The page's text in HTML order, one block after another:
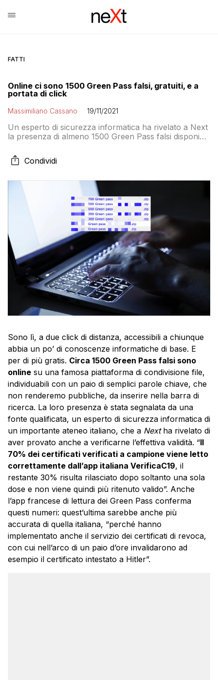
FATTI
Online ci sono 1500 Green Pass falsi, gratuiti, e a
portata di click
Massimiliano Cassano 19/11/2021
Un esperto di sicurezza informatica ha rivelato a Next
la presenza di almeno 1500 Green Pass falsi disponibili
facilmente accessibile a chiunque
Condividi
Sono lì, a due click di distanza, accessibili a chiunque
abbia un po’ di conoscenze informatiche di base. E
per di più gratis. Circa 1500 Green Pass falsi sono
online su una famosa piattaforma di condivisione file,
individuabili con un paio di semplici parole chiave, che
non renderemo pubbliche, da inserire nella barra di
ricerca. La loro presenza è stata segnalata da una
fonte qualificata, un esperto di sicurezza informatica di
un importante ateneo italiano, che a Nextha rivelato di
aver provato anche a verificarne l’effettiva validità. “Il
70% dei certificati verificati a campione viene letto
correttamente dall’app italiana VerificaC19, il
restante 30% risulta rilasciato dopo soltanto una sola
dose e non viene quindi più ritenuto valido”. Anche
l’app francese di lettura dei Green Pass conferma
questi numeri: quest’ultima sarebbe anche più
accurata di quella italiana, “perché hanno
implementato anche il servizio dei certificati di revoca,
con cui nell’arco di un paio d’ore invalidarono ad
esempio il certificato intestato a Hitler”.